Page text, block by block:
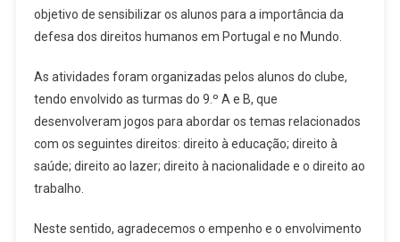
objetivo de sensibilizar os alunos para a importância da
defesa dos direitos humanos em Portugal e no Mundo.
As atividades foram organizadas pelos alunos do clube,
tendo envolvido as turmas do 9.º A e B, que
desenvolveram jogos para abordar os temas relacionados
com os seguintes direitos: direito à educação; direito à
saúde; direito ao lazer; direito à nacionalidade e o direito ao
trabalho.
Neste sentido, agradecemos o empenho e o envolvimento